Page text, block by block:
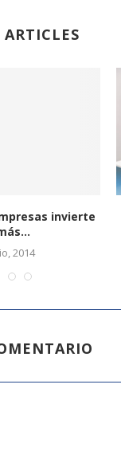
invierte
2014